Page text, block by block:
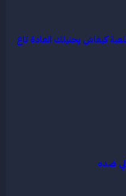
كيفاش يحنيلك العادة تاع
ضده